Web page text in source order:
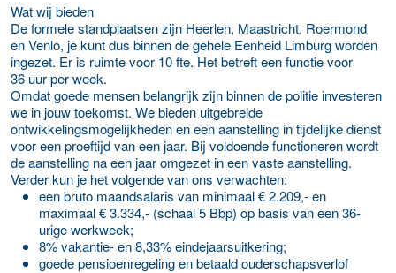
Wat wij bieden
De formele standplaatsen zijn Heerlen, Maastricht, Roermond
en Venlo, je kunt dus binnen de gehele Eenheid Limburg worden
ingezet. Er is ruimte voor 10 fte. Het betreft een functie voor
36 uur per week.
Omdat goede mensen belangrijk zijn binnen de politie investeren
we in jouw toekomst. We bieden uitgebreide
ontwikkelingsmogelijkheden en een aanstelling in tijdelijke dienst
voor een proeftijd van een jaar. Bij voldoende functioneren wordt
de aanstelling na een jaar omgezet in een vaste aanstelling.
Verder kun je het volgende van ons verwachten:
een bruto maandsalaris van minimaal € 2.209,- en
maximaal € 3.334,- (schaal 5 Bbp) op basis van een 36-
urige werkweek;
8% vakantie- en 8,33% eindejaarsuitkering;
goede pensioenregeling en betaald ouderschapsverlof